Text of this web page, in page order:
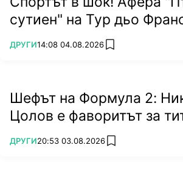
сутиен" на Тур дьо
ПОВЕЧЕ ОТ
ДРУГИ14:08 04.08.2026 add favorites
Шефът на Формула 2:
Цолов е фаворитът за
ПОВЕЧЕ ОТ
ДРУГИ20:53 03.08.2026 add favorites